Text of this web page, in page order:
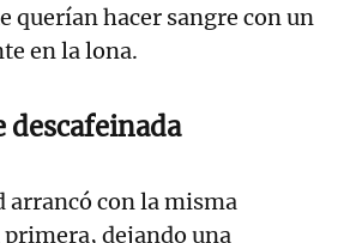
querían hacer sangre con un
en la lona.
descafeinada
arrancó con la misma
dejando una